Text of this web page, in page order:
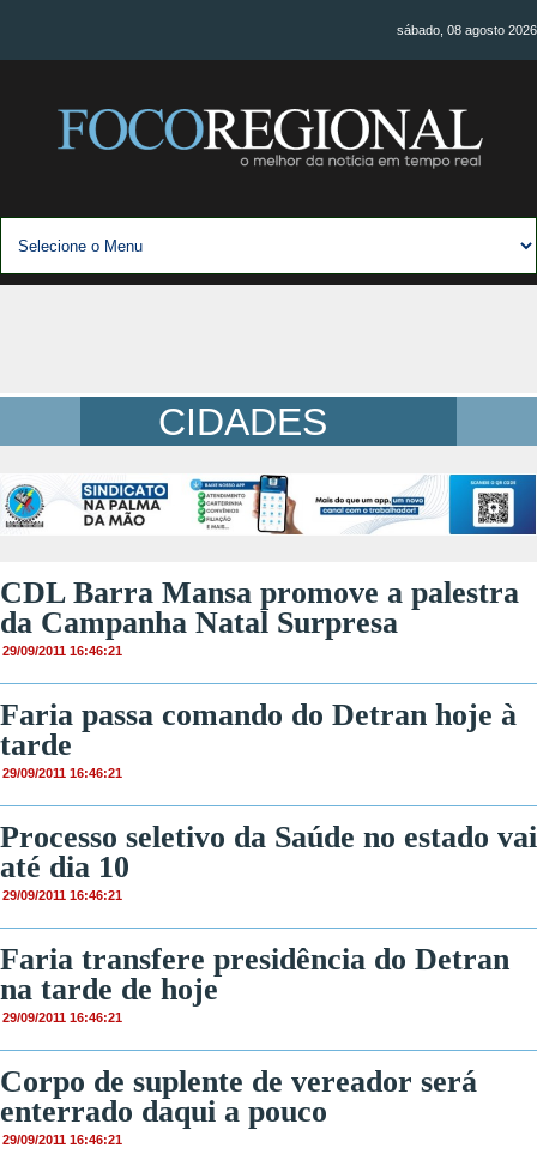
sábado, 08 agosto 2026
CIDADES
CDL Barra Mansa promove a palestra
da Campanha Natal Surpresa
29/09/2011 16:46:21
Faria passa comando do Detran hoje à
tarde
29/09/2011 16:46:21
Processo seletivo da Saúde no estado vai
até dia 10
29/09/2011 16:46:21
Faria transfere presidência do Detran
na tarde de hoje
29/09/2011 16:46:21
Corpo de suplente de vereador será
enterrado daqui a pouco
29/09/2011 16:46:21